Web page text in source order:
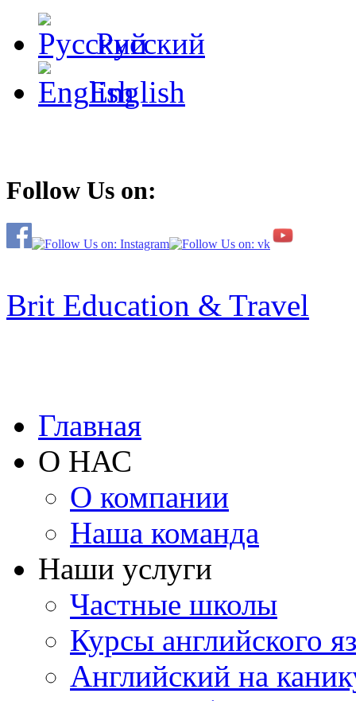
Русский
English
Follow Us on:
Brit Education & Travel
Главная
О НАС
О компании
Наша команда
Наши услуги
Частные школы
Курсы английского
Английский на